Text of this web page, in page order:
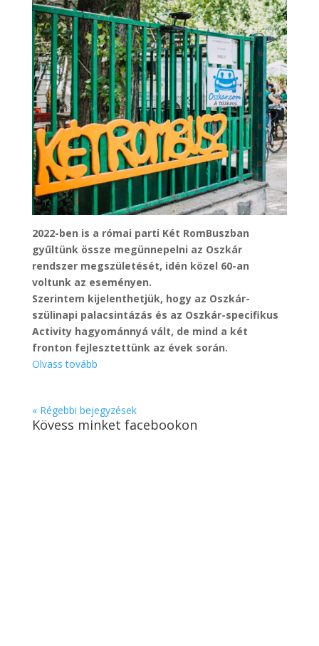
2022-ben is a római parti Két RomBuszban
gyűltünk össze megünnepelni az Oszkár
rendszer megszületését, idén közel 60-an
voltunk az eseményen.
Szerintem kijelenthetjük, hogy az Oszkár-
szülinapi palacsintázás és az Oszkár-specifikus
Activity hagyománnyá vált, de mind a két
fronton fejlesztettünk az évek során.
Olvass tovább
« Régebbi bejegyzések
Kövess minket facebookon